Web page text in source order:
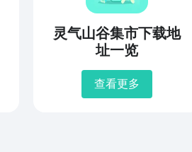
灵气山谷集市下载地
址一览
查看更多